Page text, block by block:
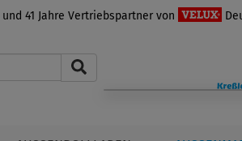
und 41 Jahre Vertriebspartner von